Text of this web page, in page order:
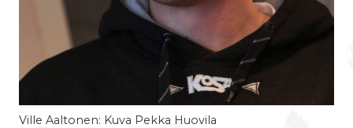
Ville Aaltonen: Kuva Pekka Huovila